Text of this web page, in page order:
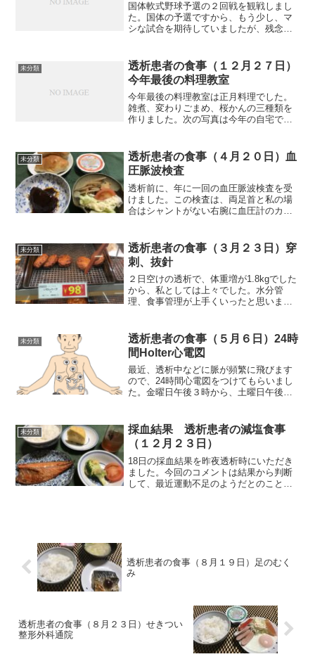
国体軟式野球予選の２回戦を観戦しまし
た。国体の予選ですから、もう少し、マ
シな試合を期待していましたが、残念な
朝食（秋刀魚です）昼食（コンビニのサ
ンドイッチです）球場から...
未分類
透析患者の食事（１２月２７日）
今年最後の料理教室
今年最後の料理教室は正月料理でした。
雑煮、変わりごまめ、桜かんの三種類を
作りました。次の写真は今年の自宅での
す。朝食（秋刀魚です）昼食（料理教室
での昼食です）私の班は２人...
未分類
透析患者の食事（４月２０日）血
圧脈波検査
透析前に、年に一回の血圧脈波検査を受
けました。この検査は、両足首と私の場
合はシャントがない右腕に血圧計のカフ
では朝食から紹介します。朝食（ハンバ
ーグです）昨夜の残り半分...
未分類
透析患者の食事（３月２３日）穿
刺、抜針
２日空けの透析で、体重増が1.8kgでした
から、私としては上々でした。水分管
理、食事管理が上手くいったと思いま
透析時の穿刺では、２ヶ所の内、１ヶ所
がいつになく痛かっ...
未分類
透析患者の食事（５月６日）24時
間Holter心電図
最近、透析中などに脈が頻繁に飛びます
ので、24時間心電図をつけてもらいまし
た。金曜日午後３時から、土曜日午後３
れました。朝献立名・食品名 量kcalた
ん白ＫＰCaビD塩...
未分類
採血結果 透析患者の減塩食事
（１２月２３日）
18日の採血結果を昨夜透析時にいただき
ました。今回のコメントは結果から判断
して、最近運動不足のようだとのことで
透析患者の食事（８月１９日）足のむく
み
透析患者の食事（８月２３日）せきつい
整形外科通院